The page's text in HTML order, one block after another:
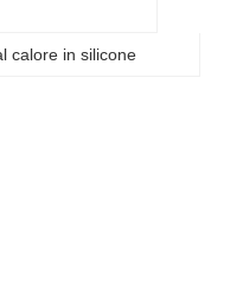
calore in silicone